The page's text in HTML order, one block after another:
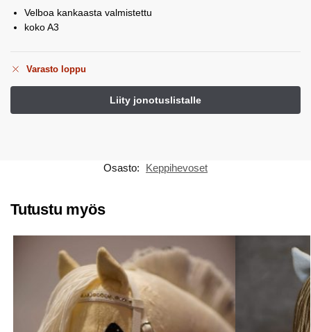
Velboa kankaasta valmistettu
koko A3
Varasto loppu
Osasto: Keppihevoset
Tutustu myös